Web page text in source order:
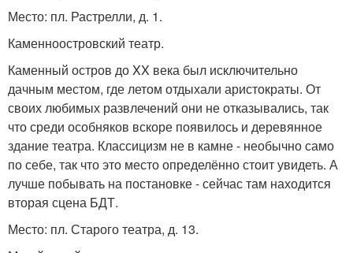
Место: пл. Растрелли, д. 1.
Каменноостровский театр.
Каменный остров до XX века был исключительно
дачным местом, где летом отдыхали аристократы. От
своих любимых развлечений они не отказывались, так
что среди особняков вскоре появилось и деревянное
здание театра. Классицизм не в камне - необычно само
по себе, так что это место определённо стоит увидеть. А
лучше побывать на постановке - сейчас там находится
вторая сцена БДТ.
Место: пл. Старого театра, д. 13.